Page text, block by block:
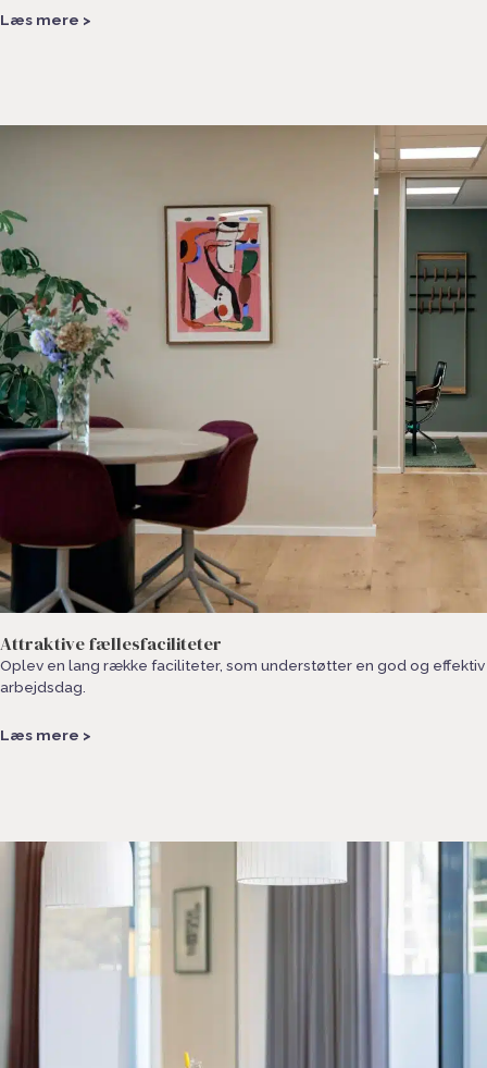
Læs mere >
Attraktive fællesfaciliteter
Oplev en lang række faciliteter, som understøtter en god og effektiv
arbejdsdag.
Læs mere >